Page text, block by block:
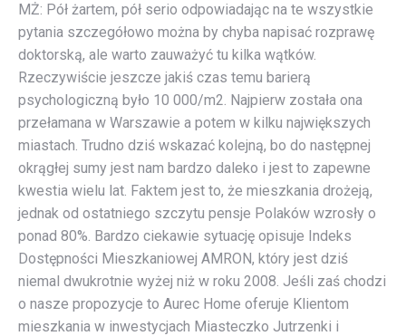
MŻ: Pół żartem, pół serio odpowiadając na te wszystkie
pytania szczegółowo można by chyba napisać rozprawę
doktorską, ale warto zauważyć tu kilka wątków.
Rzeczywiście jeszcze jakiś czas temu barierą
psychologiczną było 10 000/m2. Najpierw została ona
przełamana w Warszawie a potem w kilku największych
miastach. Trudno dziś wskazać kolejną, bo do następnej
okrągłej sumy jest nam bardzo daleko i jest to zapewne
kwestia wielu lat. Faktem jest to, że mieszkania drożeją,
jednak od ostatniego szczytu pensje Polaków wzrosły o
ponad 80%. Bardzo ciekawie sytuację opisuje Indeks
Dostępności Mieszkaniowej AMRON, który jest dziś
niemal dwukrotnie wyżej niż w roku 2008. Jeśli zaś chodzi
o nasze propozycje to Aurec Home oferuje Klientom
mieszkania w inwestycjach Miasteczko Jutrzenki i